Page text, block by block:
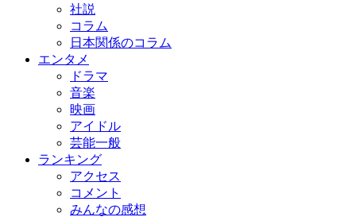
社説
コラム
日本関係のコラム
エンタメ
ドラマ
音楽
映画
アイドル
芸能一般
ランキング
アクセス
コメント
みんなの感想